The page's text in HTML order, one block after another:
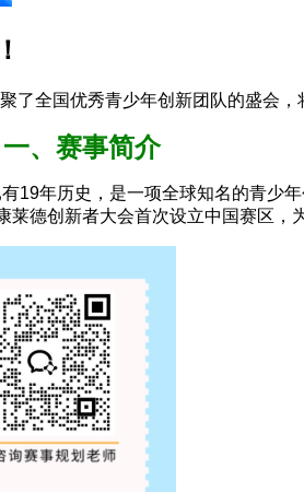
全国优秀青少年创新团队的盛会
一、赛事简介
19年历史，是一项全球知名的青少
德创新者大会首次设立中国赛区，